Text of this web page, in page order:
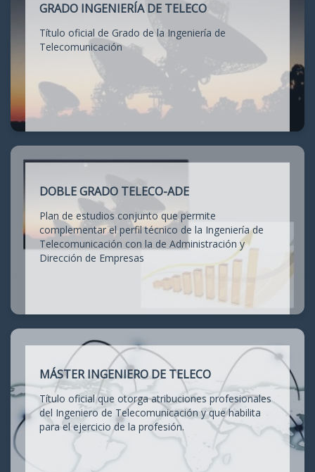
GRADO INGENIERÍA DE TELECO
Título oficial de Grado de la Ingeniería de
Telecomunicación
DOBLE GRADO TELECO-ADE
Plan de estudios conjunto que permite
complementar el perfil técnico de la Ingeniería de
Telecomunicación con la de Administración y
Dirección de Empresas
MÁSTER INGENIERO DE TELECO
Título oficial que otorga atribuciones profesionales
del Ingeniero de Telecomunicación y que habilita
para el ejercicio de la profesión.